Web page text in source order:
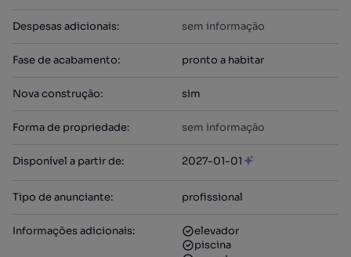
Despesas adicionais: sem informação
Fase de acabamento: pronto a habitar
Nova construção: sim
Forma de propriedade: sem informação
Disponível a partir de: 2027-01-01
Tipo de anunciante: profissional
Informações adicionais:
elevador
piscina